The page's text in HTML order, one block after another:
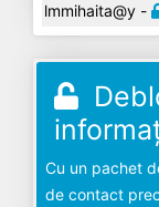
lmmihaita@y -
Cu un pachet
de contact